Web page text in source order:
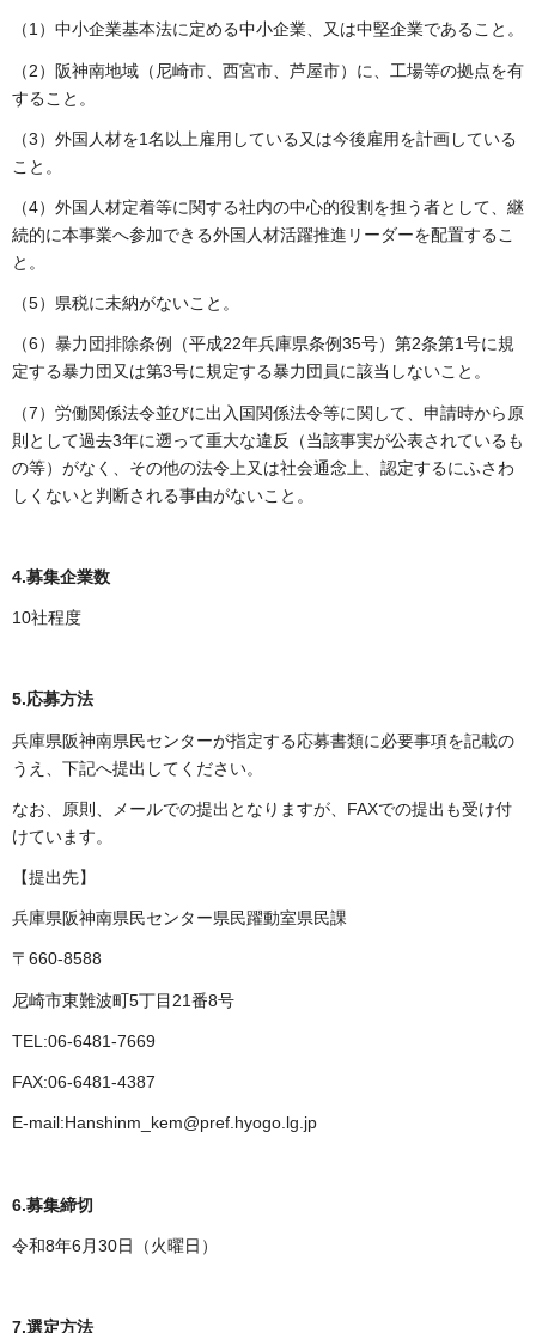
（1）中小企業基本法に定める中小企業、又は中堅企業であること。
（2）阪神南地域（尼崎市、西宮市、芦屋市）に、工場等の拠点を有
すること。
（3）外国人材を1名以上雇用している又は今後雇用を計画している
こと。
（4）外国人材定着等に関する社内の中心的役割を担う者として、継
続的に本事業へ参加できる外国人材活躍推進リーダーを配置するこ
と。
（5）県税に未納がないこと。
（6）暴力団排除条例（平成22年兵庫県条例35号）第2条第1号に規
定する暴力団又は第3号に規定する暴力団員に該当しないこと。
（7）労働関係法令並びに出入国関係法令等に関して、申請時から原
則として過去3年に遡って重大な違反（当該事実が公表されているも
の等）がなく、その他の法令上又は社会通念上、認定するにふさわ
しくないと判断される事由がないこと。
4.募集企業数
10社程度
5.応募方法
兵庫県阪神南県民センターが指定する応募書類に必要事項を記載の
うえ、下記へ提出してください。
なお、原則、メールでの提出となりますが、FAXでの提出も受け付
けています。
【提出先】
兵庫県阪神南県民センター県民躍動室県民課
〒660-8588
尼崎市東難波町5丁目21番8号
TEL:06-6481-7669
FAX:06-6481-4387
E-mail:Hanshinm_kem@pref.hyogo.lg.jp
6.募集締切
令和8年6月30日（火曜日）
7.選定方法